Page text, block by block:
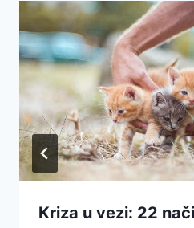
Kriza u vezi: 22